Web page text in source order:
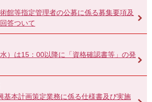
館等指定管理者の公募に係る募集要項及
答ついて
）は15：00以降に「資格確認書等」の発
基本計画策定業務に係る仕様書及び実施